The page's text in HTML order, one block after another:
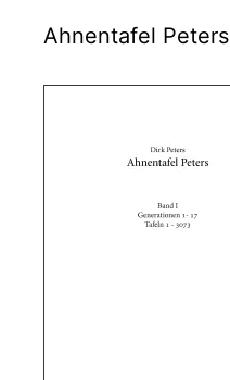
Ahnentafel Peters